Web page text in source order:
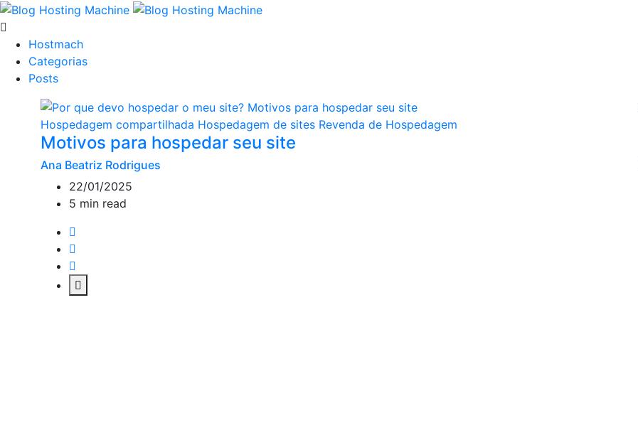
Hostmach
Categorias
Posts
Hospedagem compartilhada Hospedagem de sites Revenda de Hospedagem
Motivos para hospedar seu site
Ana Beatriz Rodrigues
22/01/2025
5 min read